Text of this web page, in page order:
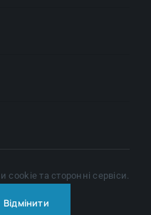
Reserved |Політика
ресурсом
та сторонні сервіси.
Відмінити